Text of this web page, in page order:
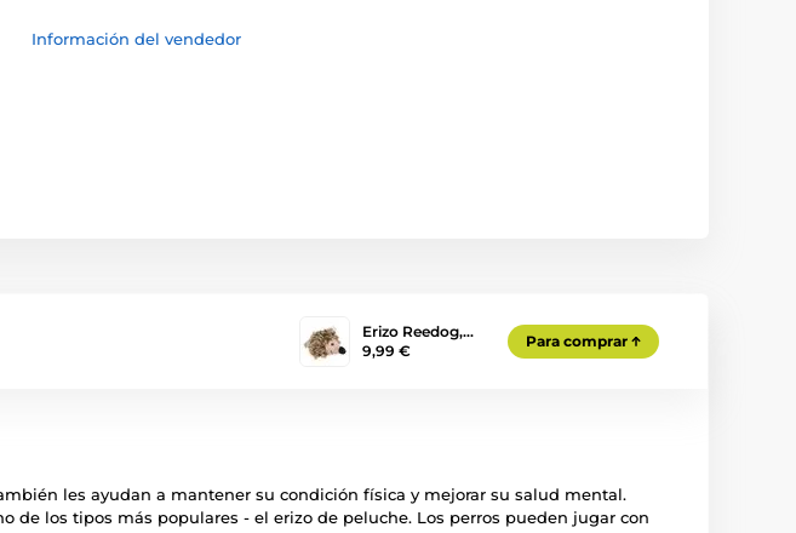
Información del vendedor
Erizo Reedog,…
9,99 €
Para comprar
les ayudan a mantener su condición física y mejorar su salud mental.
los tipos más populares - el erizo de peluche. Los perros pueden jugar con